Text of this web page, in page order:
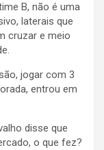
B, não é uma
laterais que
cruzar e meio
jogar com 3
entrou em
disse que
o que fez?